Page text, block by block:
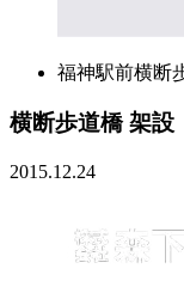
福神駅前横断
横断歩道橋 架設
2015.12.24